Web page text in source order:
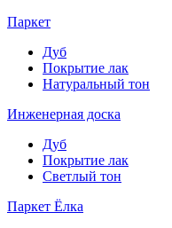
Паркет
Дуб
Покрытие лак
Натуральный тон
Инженерная доска
Дуб
Покрытие лак
Светлый тон
Паркет Ёлка